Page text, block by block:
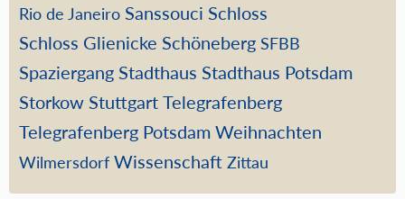
Rio de Janeiro Sanssouci Schloss
Schloss Glienicke Schöneberg SFBB
Spaziergang Stadthaus Stadthaus Potsdam
Storkow Stuttgart Telegrafenberg
Telegrafenberg Potsdam Weihnachten
Wilmersdorf Wissenschaft Zittau